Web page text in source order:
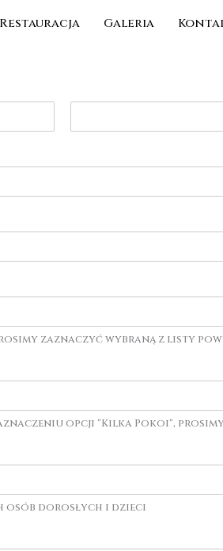
Restauracja Galeria
n
zaznaczyć wybraną z listy
opcji "Kilka Pokoi",
osób dorosłych i dzieci